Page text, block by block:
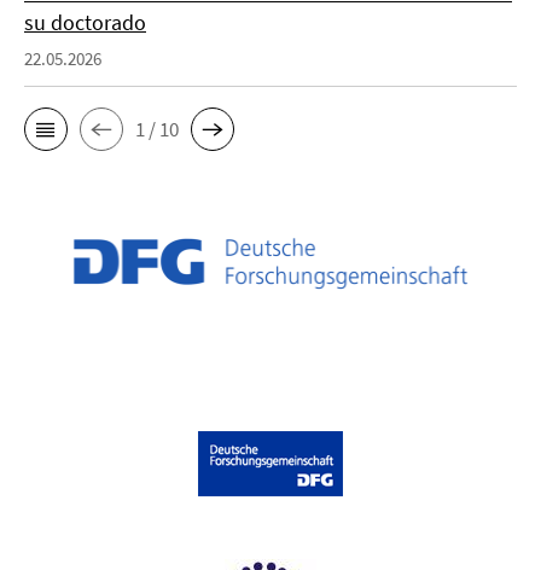
su doctorado
22.05.2026
1 / 10